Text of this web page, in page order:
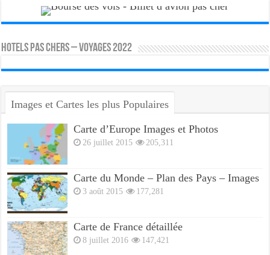
HOTELS PAS CHERS – VOYAGES 2022
Images et Cartes les plus Populaires
Carte d’Europe Images et Photos
26 juillet 2015 205,311
Carte du Monde – Plan des Pays – Images
3 août 2015 177,281
Carte de France détaillée
8 juillet 2016 147,421